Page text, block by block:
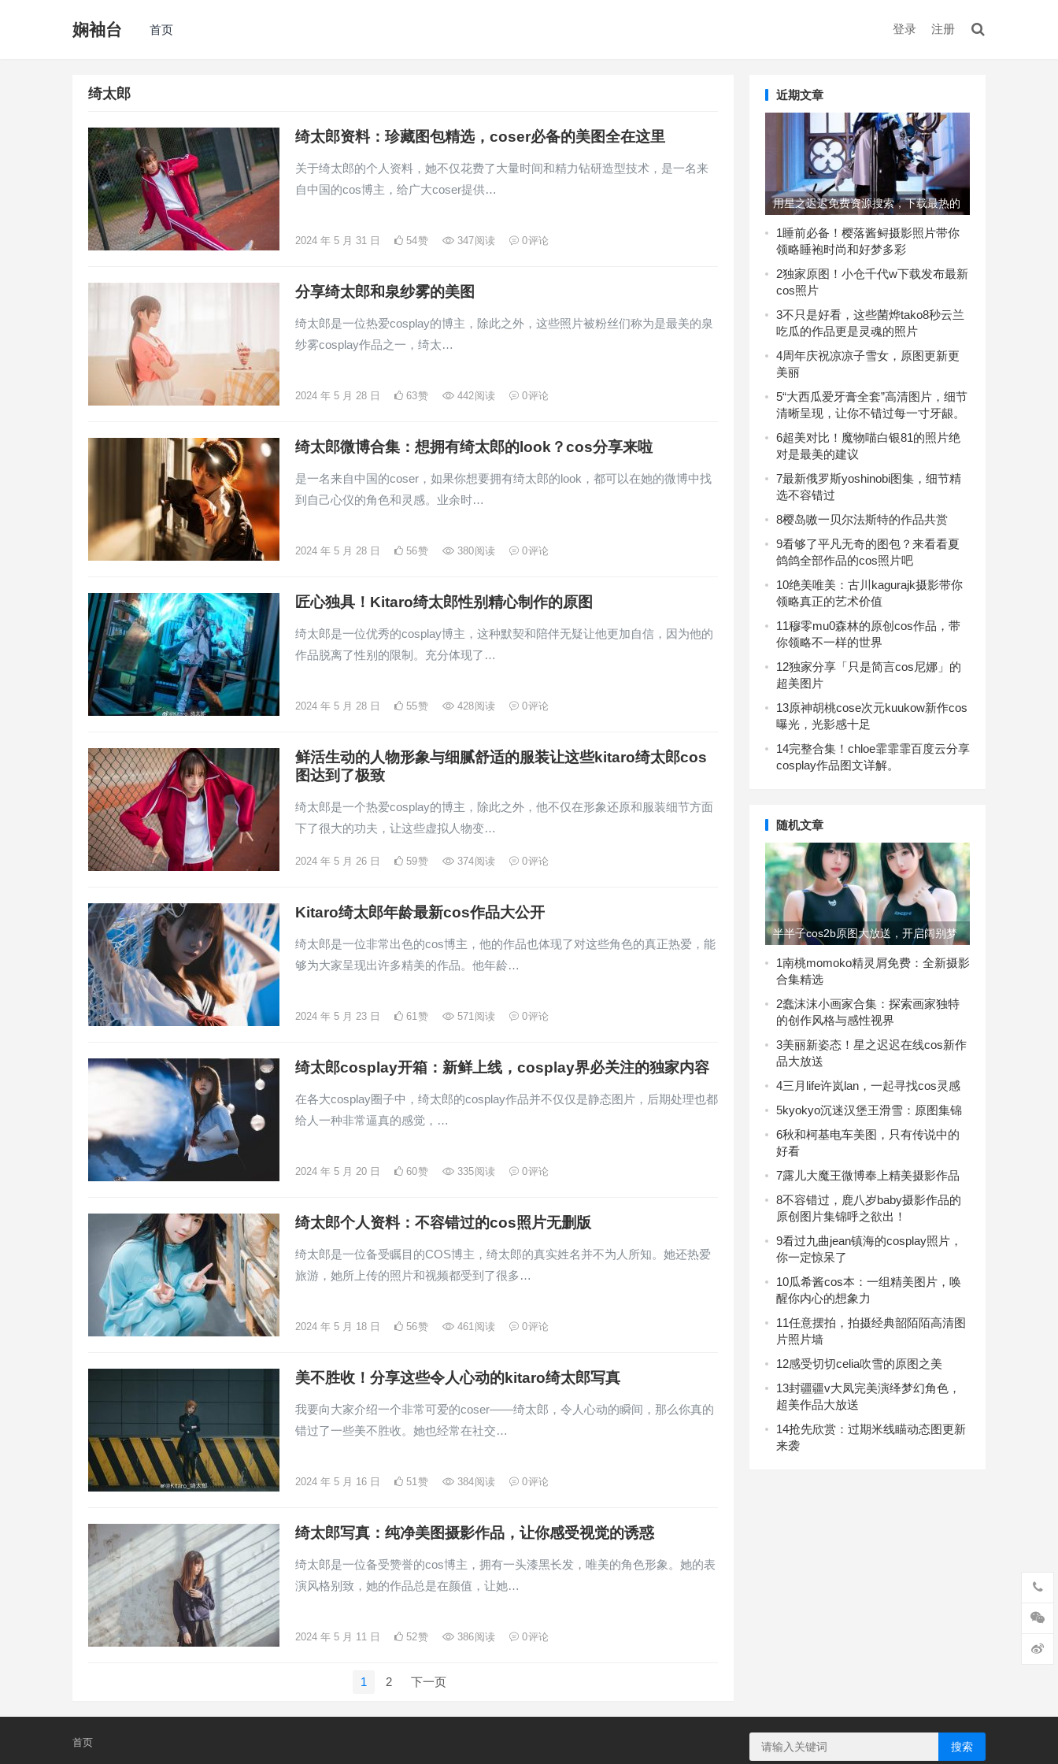
娴袖台 首页 登录 注册
绮太郎
绮太郎资料：珍藏图包精选，coser必备的美图全在这里
关于绮太郎的个人资料，她不仅花费了大量时间和精力钻研造型技术，是一名来
自中国的cos博主，给广大coser提供…
2024 年 5 月 31 日 54赞 347阅读 0评论
分享绮太郎和泉纱雾的美图
绮太郎是一位热爱cosplay的博主，除此之外，这些照片被粉丝们称为是最美的泉
纱雾cosplay作品之一，绮太…
2024 年 5 月 28 日 63赞 442阅读 0评论
绮太郎微博合集：想拥有绮太郎的look？cos分享来啦
是一名来自中国的coser，如果你想要拥有绮太郎的look，都可以在她的微博中找
到自己心仪的角色和灵感。业余时…
2024 年 5 月 28 日 56赞 380阅读 0评论
匠心独具！Kitaro绮太郎性别精心制作的原图
绮太郎是一位优秀的cosplay博主，这种默契和陪伴无疑让他更加自信，因为他的
作品脱离了性别的限制。充分体现了…
2024 年 5 月 28 日 55赞 428阅读 0评论
鲜活生动的人物形象与细腻舒适的服装让这些kitaro绮太郎cos
图达到了极致
绮太郎是一个热爱cosplay的博主，除此之外，他不仅在形象还原和服装细节方面
下了很大的功夫，让这些虚拟人物变…
2024 年 5 月 26 日 59赞 374阅读 0评论
Kitaro绮太郎年龄最新cos作品大公开
绮太郎是一位非常出色的cos博主，他的作品也体现了对这些角色的真正热爱，能
够为大家呈现出许多精美的作品。他年龄…
2024 年 5 月 23 日 61赞 571阅读 0评论
绮太郎cosplay开箱：新鲜上线，cosplay界必关注的独家内容
在各大cosplay圈子中，绮太郎的cosplay作品并不仅仅是静态图片，后期处理也都
给人一种非常逼真的感觉，…
2024 年 5 月 20 日 60赞 335阅读 0评论
绮太郎个人资料：不容错过的cos照片无删版
绮太郎是一位备受瞩目的COS博主，绮太郎的真实姓名并不为人所知。她还热爱
旅游，她所上传的照片和视频都受到了很多…
2024 年 5 月 18 日 56赞 461阅读 0评论
美不胜收！分享这些令人心动的kitaro绮太郎写真
我要向大家介绍一个非常可爱的coser——绮太郎，令人心动的瞬间，那么你真的
错过了一些美不胜收。她也经常在社交…
2024 年 5 月 16 日 51赞 384阅读 0评论
绮太郎写真：纯净美图摄影作品，让你感受视觉的诱惑
绮太郎是一位备受赞誉的cos博主，拥有一头漆黑长发，唯美的角色形象。她的表
演风格别致，她的作品总是在颜值，让她…
2024 年 5 月 11 日 52赞 386阅读 0评论
1 2 下一页
近期文章
用星之迟迟免费资源搜索，下载最热的
美图集
1睡前必备！樱落酱鲟摄影照片带你
领略睡袍时尚和好梦多彩
2独家原图！小仓千代w下载发布最新
cos照片
3不只是好看，这些菌烨tako8秒云兰
吃瓜的作品更是灵魂的照片
4周年庆祝凉凉子雪女，原图更新更
美丽
5“大西瓜爱牙膏全套”高清图片，细节
清晰呈现，让你不错过每一寸牙龈。
6超美对比！魔物喵白银81的照片绝
对是最美的建议
7最新俄罗斯yoshinobi图集，细节精
选不容错过
8樱岛嗷一贝尔法斯特的作品共赏
9看够了平凡无奇的图包？来看看夏
鸽鸽全部作品的cos照片吧
10绝美唯美：古川kagurajk摄影带你
领略真正的艺术价值
11穆零mu0森林的原创cos作品，带
你领略不一样的世界
12独家分享「只是简言cos尼娜」的
超美图片
13原神胡桃cose次元kuukow新作cos
曝光，光影感十足
14完整合集！chloe霏霏霏百度云分享
cosplay作品图文详解。
随机文章
半半子cos2b原图大放送，开启阔别梦
幻般的瞬间
1南桃momoko精灵屑免费：全新摄影
合集精选
2蠢沫沫小画家合集：探索画家独特
的创作风格与感性视界
3美丽新姿态！星之迟迟在线cos新作
品大放送
4三月life许岚lan，一起寻找cos灵感
5kyokyo沉迷汉堡王滑雪：原图集锦
6秋和柯基电车美图，只有传说中的
好看
7露儿大魔王微博奉上精美摄影作品
8不容错过，鹿八岁baby摄影作品的
原创图片集锦呼之欲出！
9看过九曲jean镇海的cosplay照片，
你一定惊呆了
10瓜希酱cos本：一组精美图片，唤
醒你内心的想象力
11任意摆拍，拍摄经典韶陌陌高清图
片照片墙
12感受切切celia吹雪的原图之美
13封疆疆v大凤完美演绎梦幻角色，
超美作品大放送
14抢先欣赏：过期米线瞄动态图更新
来袭
首页 搜索